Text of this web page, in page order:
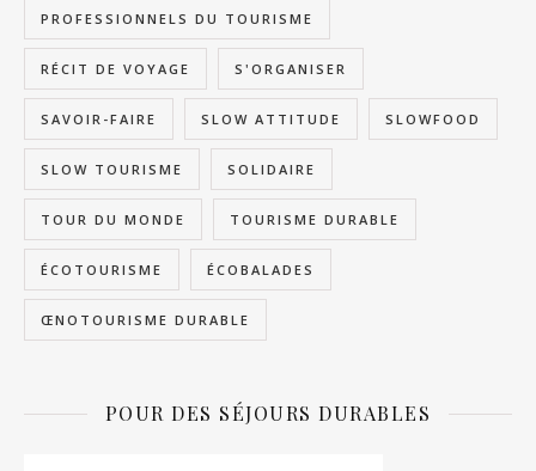
PROFESSIONNELS DU TOURISME
RÉCIT DE VOYAGE S'ORGANISER
SAVOIR-FAIRE SLOW ATTITUDE SLOWFOOD
SLOW TOURISME SOLIDAIRE
TOUR DU MONDE TOURISME DURABLE
ÉCOTOURISME ÉCOBALADES
ŒNOTOURISME DURABLE
POUR DES SÉJOURS DURABLES